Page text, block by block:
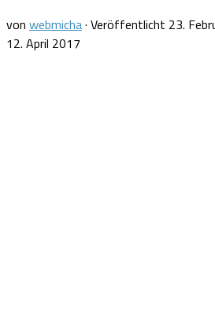
von webmicha· Veröffentlicht 23.
12. April 2017